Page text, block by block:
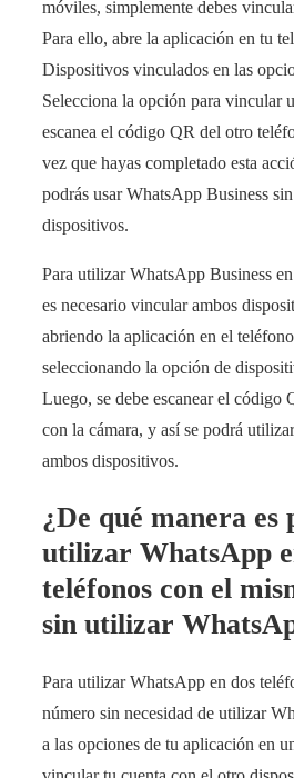
móviles, simplemente debes
Para ello, abre la aplicación en tu
Dispositivos vinculados en las
Selecciona la opción para vincular
escanea el código QR del otro
vez que hayas completado esta
podrás usar WhatsApp Business
dispositivos.
Para utilizar WhatsApp Business
es necesario vincular ambos
abriendo la aplicación en el
seleccionando la opción de
Luego, se debe escanear el código
con la cámara, y así se podrá
ambos dispositivos.
¿De qué manera es
utilizar WhatsApp
teléfonos con el
sin utilizar
Para utilizar WhatsApp en dos
número sin necesidad de utilizar
a las opciones de tu aplicación en